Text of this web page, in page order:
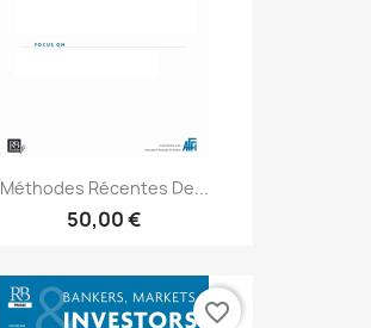
Méthodes Récentes De...
50,00 €
favorite_border